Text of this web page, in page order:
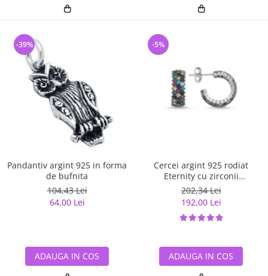
Pandantiv argint 925 in forma
de bufnita
104,43 Lei
64,00 Lei
-39%
ADAUGA IN COS
Cercei argint 925 rodiat
Eternity cu zirconii
multicolore ETU0028
202,34 Lei
192,00 Lei
-5%
ADAUGA IN COS